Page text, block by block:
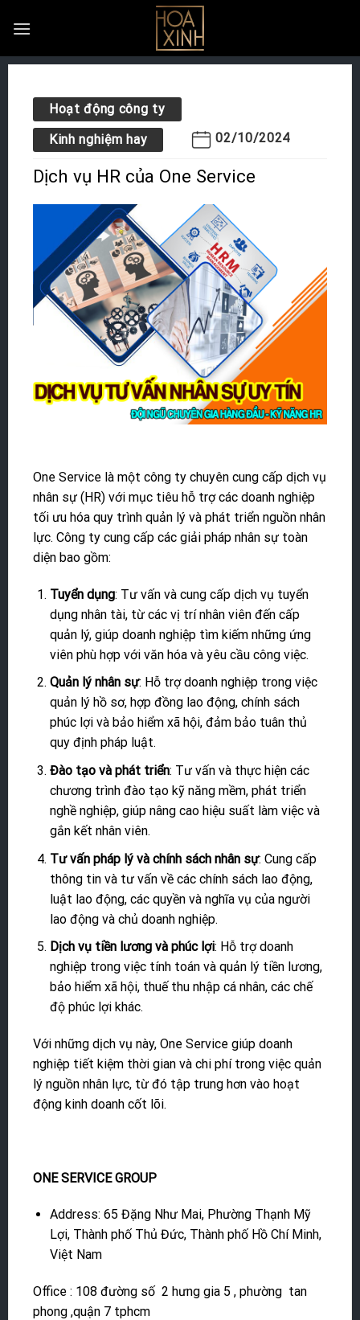
Hoạt động công ty
Kinh nghiệm hay
02/10/2024
Dịch vụ HR của One Service
One Service là một công ty chuyên cung cấp dịch vụ
nhân sự (HR) với mục tiêu hỗ trợ các doanh nghiệp
tối ưu hóa quy trình quản lý và phát triển nguồn nhân
lực. Công ty cung cấp các giải pháp nhân sự toàn
diện bao gồm:
Tuyển dụng: Tư vấn và cung cấp dịch vụ tuyển
dụng nhân tài, từ các vị trí nhân viên đến cấp
quản lý, giúp doanh nghiệp tìm kiếm những ứng
viên phù hợp với văn hóa và yêu cầu công việc.
Quản lý nhân sự: Hỗ trợ doanh nghiệp trong việc
quản lý hồ sơ, hợp đồng lao động, chính sách
phúc lợi và bảo hiểm xã hội, đảm bảo tuân thủ
quy định pháp luật.
Đào tạo và phát triển: Tư vấn và thực hiện các
chương trình đào tạo kỹ năng mềm, phát triển
nghề nghiệp, giúp nâng cao hiệu suất làm việc và
gắn kết nhân viên.
Tư vấn pháp lý và chính sách nhân sự: Cung cấp
thông tin và tư vấn về các chính sách lao động,
luật lao động, các quyền và nghĩa vụ của người
lao động và chủ doanh nghiệp.
Dịch vụ tiền lương và phúc lợi: Hỗ trợ doanh
nghiệp trong việc tính toán và quản lý tiền lương,
bảo hiểm xã hội, thuế thu nhập cá nhân, các chế
độ phúc lợi khác.
Với những dịch vụ này, One Service giúp doanh
nghiệp tiết kiệm thời gian và chi phí trong việc quản
lý nguồn nhân lực, từ đó tập trung hơn vào hoạt
động kinh doanh cốt lõi.
ONE SERVICE GROUP
Address: 65 Đặng Như Mai, Phường Thạnh Mỹ
Lợi, Thành phố Thủ Đức, Thành phố Hồ Chí Minh,
Việt Nam
Office : 108 đường số 2 hưng gia 5 , phường tan
phong ,quận 7 tphcm